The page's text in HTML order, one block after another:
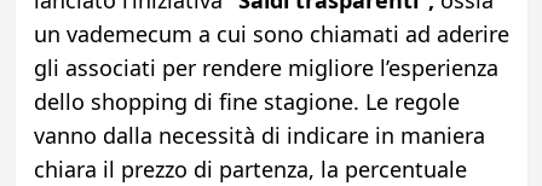
un vademecum a cui sono chiamati ad aderire
gli associati per rendere migliore l’esperienza
dello shopping di fine stagione. Le regole
vanno dalla necessità di indicare in maniera
chiara il prezzo di partenza, la percentuale